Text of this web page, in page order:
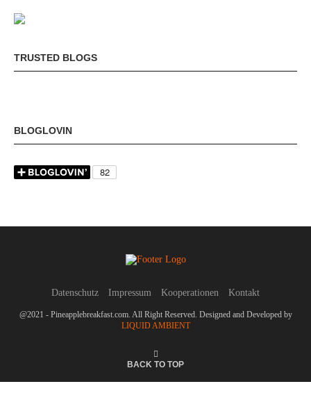
TRUSTED BLOGS
BLOGLOVIN
Datenschutz Impressum Kooperationen Kontakt
@2021 - Pineapplebreakfast.com. All Right Reserved. Designed and Developed by
LIQUID AMBIENT
BACK TO TOP